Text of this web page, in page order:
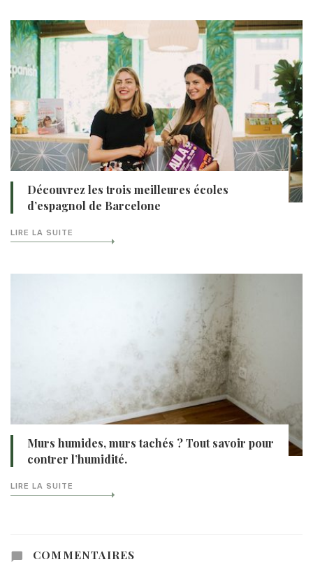
Découvrez les trois meilleures écoles
d’espagnol de Barcelone
LIRE LA SUITE
Murs humides, murs tachés ? Tout savoir pour
contrer l’humidité.
LIRE LA SUITE
COMMENTAIRES